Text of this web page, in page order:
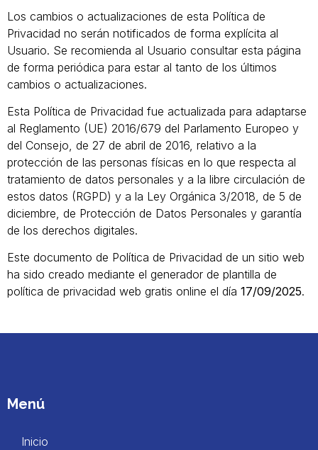
Los cambios o actualizaciones de esta Política de
Privacidad no serán notificados de forma explícita al
Usuario. Se recomienda al Usuario consultar esta página
de forma periódica para estar al tanto de los últimos
cambios o actualizaciones.
Esta Política de Privacidad fue actualizada para adaptarse
al Reglamento (UE) 2016/679 del Parlamento Europeo y
del Consejo, de 27 de abril de 2016, relativo a la
protección de las personas físicas en lo que respecta al
tratamiento de datos personales y a la libre circulación de
estos datos (RGPD) y a la Ley Orgánica 3/2018, de 5 de
diciembre, de Protección de Datos Personales y garantía
de los derechos digitales.
Este documento de Política de Privacidad de un sitio web
ha sido creado mediante el generador de plantilla de
política de privacidad web gratis online el día 17/09/2025.
Menú
Inicio